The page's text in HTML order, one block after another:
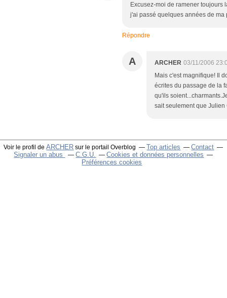
Excusez-moi de ramener toujours
j'ai passé quelques années de ma
Répondre
A ARCHER 03/11/2006
Mais c'est magnifique! Il
écrites du passage de la
qu'ils
sait seulement que Julien
Voir le profil deARCHER sur le portail Overblog Top articles
Contact
Signaler un abus
C.G.U.
Cookies et données personnelles
Préférences cookies